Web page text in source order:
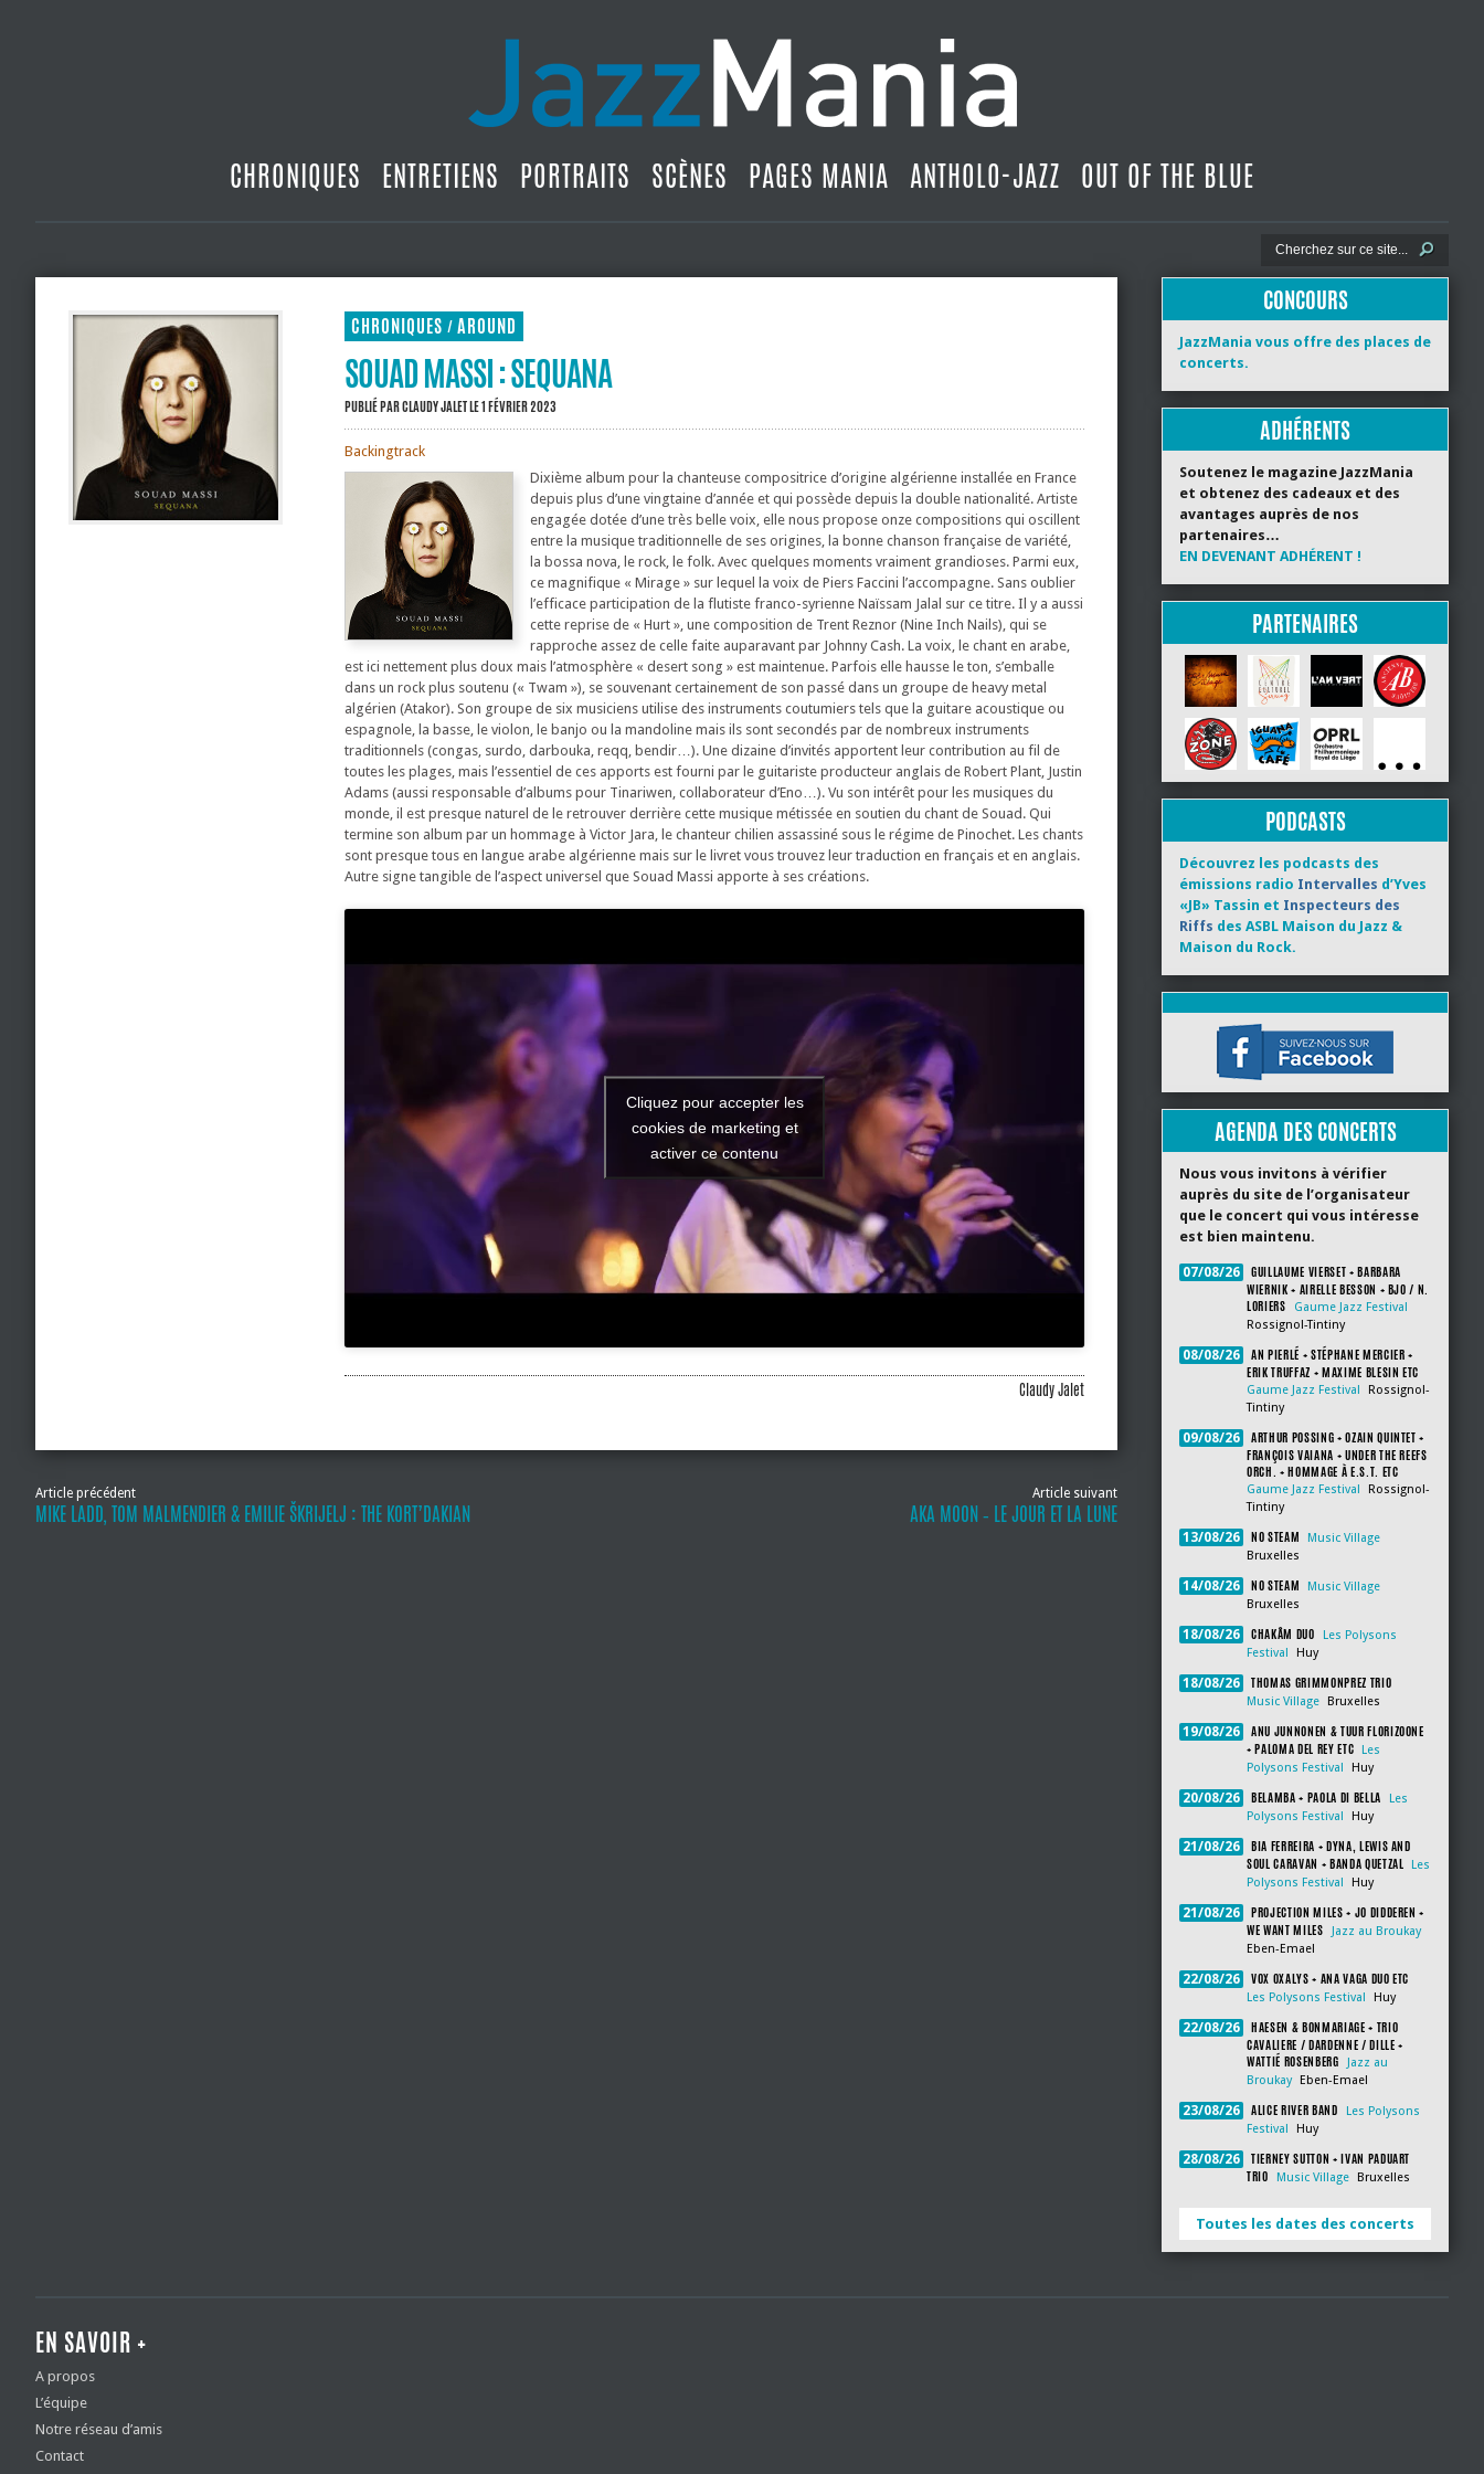
CHRONIQUES ENTRETIENS PORTRAITS SCÈNES PAGES MANIA ANTHOLO-JAZZ OUT OF THE BLUE
CHRONIQUES / AROUND
SOUAD MASSI : SEQUANA
PUBLIÉ PARCLAUDY JALETLE 1 FÉVRIER 2023
Backingtrack
Dixième album pour la chanteuse compositrice d’origine algérienne installée en France
depuis plus d’une vingtaine d’année et qui possède depuis la double nationalité. Artiste
engagée dotée d’une très belle voix, elle nous propose onze compositions qui oscillent
entre la musique traditionnelle de ses origines, la bonne chanson française de variété,
la bossa nova, le rock, le folk. Avec quelques moments vraiment grandioses. Parmi eux,
ce magnifique « Mirage » sur lequel la voix de Piers Faccini l’accompagne. Sans oublier
l’efficace participation de la flutiste franco-syrienne Naïssam Jalal sur ce titre. Il y a aussi
cette reprise de « Hurt », une composition de Trent Reznor (Nine Inch Nails), qui se
rapproche assez de celle faite auparavant par Johnny Cash. La voix, le chant en arabe,
est ici nettement plus doux mais l’atmosphère « desert song » est maintenue. Parfois elle hausse le ton, s’emballe
dans un rock plus soutenu (« Twam »), se souvenant certainement de son passé dans un groupe de heavy metal
algérien (Atakor). Son groupe de six musiciens utilise des instruments coutumiers tels que la guitare acoustique ou
espagnole, la basse, le violon, le banjo ou la mandoline mais ils sont secondés par de nombreux instruments
traditionnels (congas, surdo, darbouka, reqq, bendir…). Une dizaine d’invités apportent leur contribution au fil de
toutes les plages, mais l’essentiel de ces apports est fourni par le guitariste producteur anglais de Robert Plant, Justin
Adams (aussi responsable d’albums pour Tinariwen, collaborateur d’Eno…). Vu son intérêt pour les musiques du
monde, il est presque naturel de le retrouver derrière cette musique métissée en soutien du chant de Souad. Qui
termine son album par un hommage à Victor Jara, le chanteur chilien assassiné sous le régime de Pinochet. Les chants
sont presque tous en langue arabe algérienne mais sur le livret vous trouvez leur traduction en français et en anglais.
Autre signe tangible de l’aspect universel que Souad Massi apporte à ses créations.
Cliquez pour accepter les
cookies de marketing et
activer ce contenu
Claudy Jalet
Article précédent
MIKE LADD, TOM MALMENDIER & EMILIE ŠKRIJELJ : THE KORT’DAKIAN
Article suivant
AKA MOON ‐ LE JOUR ET LA LUNE
CONCOURS
JazzMania vous offre des places de
concerts.
ADHÉRENTS
Soutenez le magazine JazzMania
et obtenez des cadeaux et des
avantages auprès de nos
partenaires…
EN DEVENANT ADHÉRENT !
PARTENAIRES
PODCASTS
Découvrez les podcasts des
émissions radio Intervalles d’Yves
«JB» Tassin et Inspecteurs des
Riffs des ASBL Maison du Jazz &
Maison du Rock.
AGENDA DES CONCERTS
Nous vous invitons à vérifier
auprès du site de l’organisateur
que le concert qui vous intéresse
est bien maintenu.
07/08/26
GUILLAUME VIERSET + BARBARA
WIERNIK + AIRELLE BESSON + BJO / N.
LORIERS
Gaume Jazz Festival
Rossignol-Tintiny
08/08/26
AN PIERLÉ + STÉPHANE MERCIER +
ERIK TRUFFAZ + MAXIME BLESIN ETC
Gaume Jazz Festival
Rossignol-
Tintiny
09/08/26
ARTHUR POSSING + OZAIN QUINTET +
FRANÇOIS VAIANA + UNDER THE REEFS
ORCH. + HOMMAGE À E.S.T. ETC
Gaume Jazz Festival
Rossignol-
Tintiny
13/08/26 NO STEAM
Music Village
Bruxelles
14/08/26 NO STEAM
Music Village
Bruxelles
18/08/26 CHAKÂM DUO
Les Polysons
Festival
Huy
18/08/26 THOMAS GRIMMONPREZ TRIO
Music Village Bruxelles
19/08/26
ANU JUNNONEN & TUUR FLORIZOONE
+ PALOMA DEL REY ETC
Les
Polysons Festival
Huy
20/08/26 BELAMBA + PAOLA DI BELLA
Les
Polysons Festival
Huy
21/08/26
BIA FERREIRA + DYNA, LEWIS AND
SOUL CARAVAN + BANDA QUETZAL
Les
Polysons Festival
Huy
21/08/26
PROJECTION MILES + JO DIDDEREN +
WE WANT MILES
Jazz au Broukay
Eben-Emael
22/08/26 VOX OXALYS + ANA VAGA DUO ETC
Les Polysons Festival Huy
22/08/26
HAESEN & BONMARIAGE + TRIO
CAVALIERE / DARDENNE / DILLE +
WATTIÉ ROSENBERG
Jazz au
Broukay
Eben-Emael
23/08/26 ALICE RIVER BAND
Les Polysons
Festival
Huy
28/08/26
TIERNEY SUTTON + IVAN PADUART
TRIO
Music Village Bruxelles
Toutes les dates des concerts
EN SAVOIR +
A propos
L’équipe
Notre réseau d’amis
Contact